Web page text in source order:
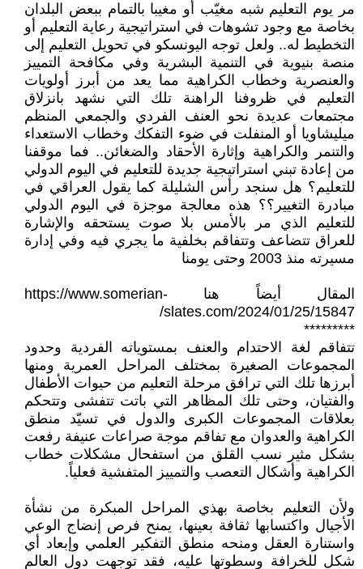
مر يوم التعليم شبه مغيّب أو مغيبا بالتمام ببعض البلدان
بخاصة مع وجود تشوهات في استراتيجية رعاية التعليم أو
التخطيط له.. ولعل توجه اليونسكو في تحويل التعليم إلى
منصة بنيوية في التنمية البشرية وفي مكافحة التمييز
والعنصرية وخطاب الكراهية مما يعد من أبرز أولويات
التعليم في ظروفنا الراهنة تلك التي نشهد بانزلاق
مجتمعات عديدة نحو العنف الفردي والجمعي المنظم
ميليشاويا أو المنفلت في ضوء التفكك وخطاب الاستعداء
والتنمر والكراهية وإثارة الأحقاد والضغائن.. فما موقفنا
من إعادة تبني استراتيجية جديدة للتعليم في اليوم الدولي
للتعليم؟ هل سنجد رأس الشليلة كما يقول العراقي في
مبادرة التغيير؟؟ هذه معالجة موجزة في اليوم الدولي
للتعليم الذي مر بالأمس بلا صوت يستحقه والإشارة
للعراق تتضاعف وتتفاقم بخلفية ما يجري فيه وفي إدارة
مسيرته منذ 2003 وحتى يومنا
المقال أيضاً هنا https://www.somerian-
slates.com/2024/01/25/15847/
*********
تتفاقم لغة الاحتدام والعنف بمستوياته الفردية وحدود
المجموعات الصغيرة بمختلف المراحل العمرية ومنها
أبرزها تلك التي ترافق مرحلة التعليم من حيوات الأطفال
والفتيان، وحتى تلك المظاهر التي باتت تتفشى وتتحكم
بعلاقات المجموعات الكبرى والدول في تسيّد منطق
الكراهية والعدوان مع تفاقم موجة صراعات عنيفة رفعت
بشكل مثير نسب القلق من استفحال مشكلات خطاب
الكراهية وأشكال التعصب والتمييز المتفشية فعلياً.
ولأن التعليم بخاصة بهذي المراحل المبكرة من نشأة
الأجيال واكتسابها ثقافة بعينها، يمنح فرص إنضاج الوعي
واستنارة العقل ومنحه منطق التفكير العلمي وإبعاد أي
شكل للخرافة وسطوتها عليه، فقد توجهت دول العالم